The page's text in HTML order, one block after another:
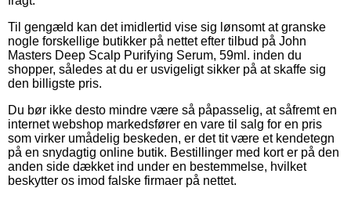
Til gengæld kan det imidlertid vise sig lønsomt at granske
nogle forskellige butikker på nettet efter tilbud på John
Masters Deep Scalp Purifying Serum, 59ml. inden du
shopper, således at du er usvigeligt sikker på at skaffe sig
den billigste pris.
Du bør ikke desto mindre være så påpasselig, at såfremt en
internet webshop markedsfører en vare til salg for en pris
som virker umådelig beskeden, er det tit være et kendetegn
på en snydagtig online butik. Bestillinger med kort er på den
anden side dækket ind under en bestemmelse, hvilket
beskytter os imod falske firmaer på nettet.